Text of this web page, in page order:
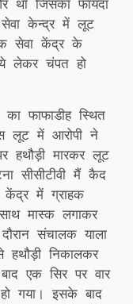
था जिसका फायदा
सेवा केन्द्र में लूट
सेवा केंद्र के
लेकर चंपत हो
फाफाडीह स्थित
लूट में आरोपी ने
हथौड़ी मारकर लूट
सीसीटीवी मैं कैद
केंद्र में ग्राहक
मास्क लगाकर
संचालक याला
निकालकर
एक सिर पर वार
गया। इसके बाद